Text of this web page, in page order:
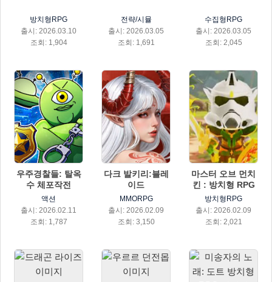
방치형RPG
출시: 2026.03.10
조회: 1,904
전략/시뮬
출시: 2026.03.05
조회: 1,691
수집형RPG
출시: 2026.03.05
조회: 2,045
우주경찰들: 탈옥
수 체포작전
액션
출시: 2026.02.11
조회: 1,787
다크 발키리:블레
이드
MMORPG
출시: 2026.02.09
조회: 3,150
마스터 오브 먼치
킨 : 방치형 RPG
방치형RPG
출시: 2026.02.09
조회: 2,021